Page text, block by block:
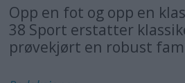
Video
Logg inn
Opp en fot og opp en
38 Sport erstatter
prøvekjørt en robust